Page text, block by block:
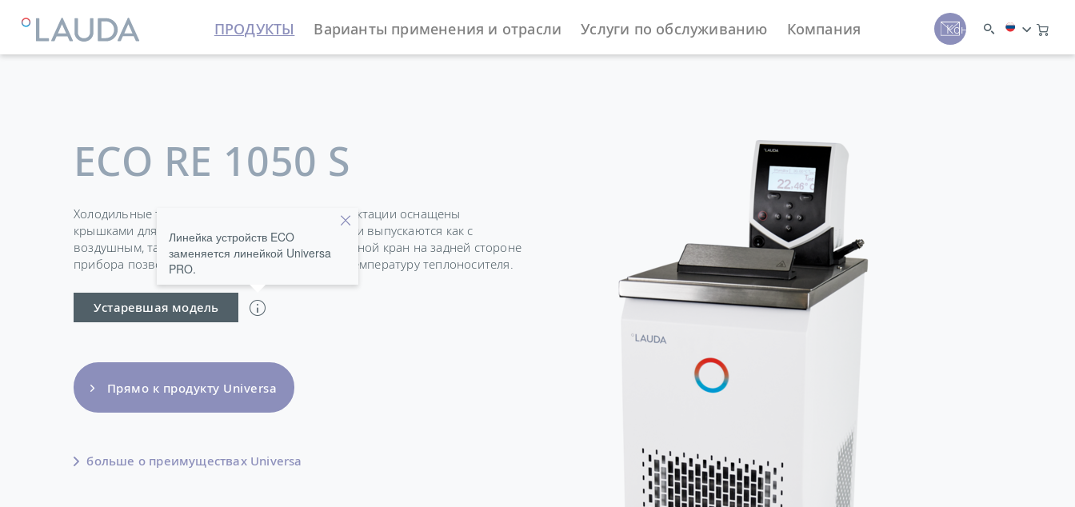
ПРОДУКТЫ Варианты применения и отрасли Услуги по обслуживанию Компания Контакты
LAUDA Термостатирующие устройства Термостаты Охлаждающие термостаты Universa
ECO RE 1050 S
Холодильные термостаты в стандартной комплектации оснащены
крышками для ванн и соединениями для насоса и выпускаются как с
воздушным, так и с водяным охлаждением. Сливной кран на задней стороне
прибора позволяет легко и безопасно менять температуру теплоносителя.
Устаревшая модель
Линейка устройств ECO
заменяется линейкой Universa
PRO.
Прямо к продукту Universa
больше о преимуществах Universa